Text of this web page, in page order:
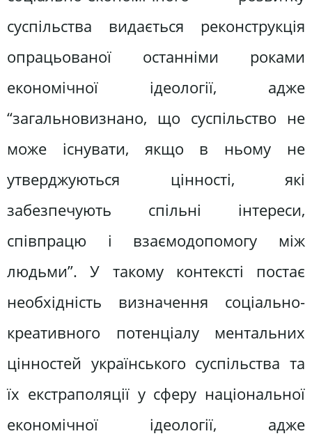
суспільства видається реконструкція
опрацьованої останніми роками
економічної ідеології, адже
“загальновизнано, що суспільство не
може існувати, якщо в ньому не
утверджуються цінності, які
забезпечують спільні інтереси,
співпрацю і взаємодопомогу між
людьми”. У такому контексті постає
необхідність визначення соціально-
креативного потенціалу ментальних
цінностей українського суспільства та
їх екстраполяції у сферу національної
економічної ідеології, адже